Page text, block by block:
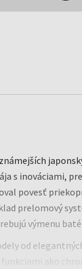
s inováciami,
povesť
prelomový
výmenu
od
ako